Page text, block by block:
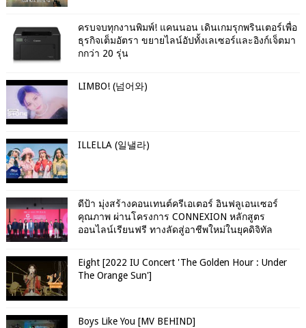
ครบจบทุกงานพิมพ์! แคนนอน เดินเกมรุกพรินเตอร์เพื่อ
ธุรกิจเต็มอัตรา ขยายไลน์อัปทั้งเลเซอร์และอิงก์เจ็ตมา
กกว่า 20 รุ่น
LIMBO! (넘어와)
ILLELLA (일낼라)
ดีป้า มุ่งสร้างคอนเทนต์ครีเอเตอร์ อินฟลูเอนเซอร์
คุณภาพ ผ่านโครงการ CONNEXION หลักสูตร
ออนไลน์เรียนฟรี ทางลัดสู่อาชีพใหม่ในยุคดิจิทัล
Eight [2022 IU Concert 'The Golden Hour : Under
The Orange Sun']
Boys Like You [MV BEHIND]